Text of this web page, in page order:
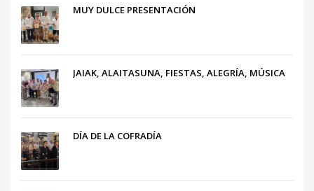
MUY DULCE PRESENTACIÓN
JAIAK, ALAITASUNA, FIESTAS, ALEGRÍA, MÚSICA
DÍA DE LA COFRADÍA